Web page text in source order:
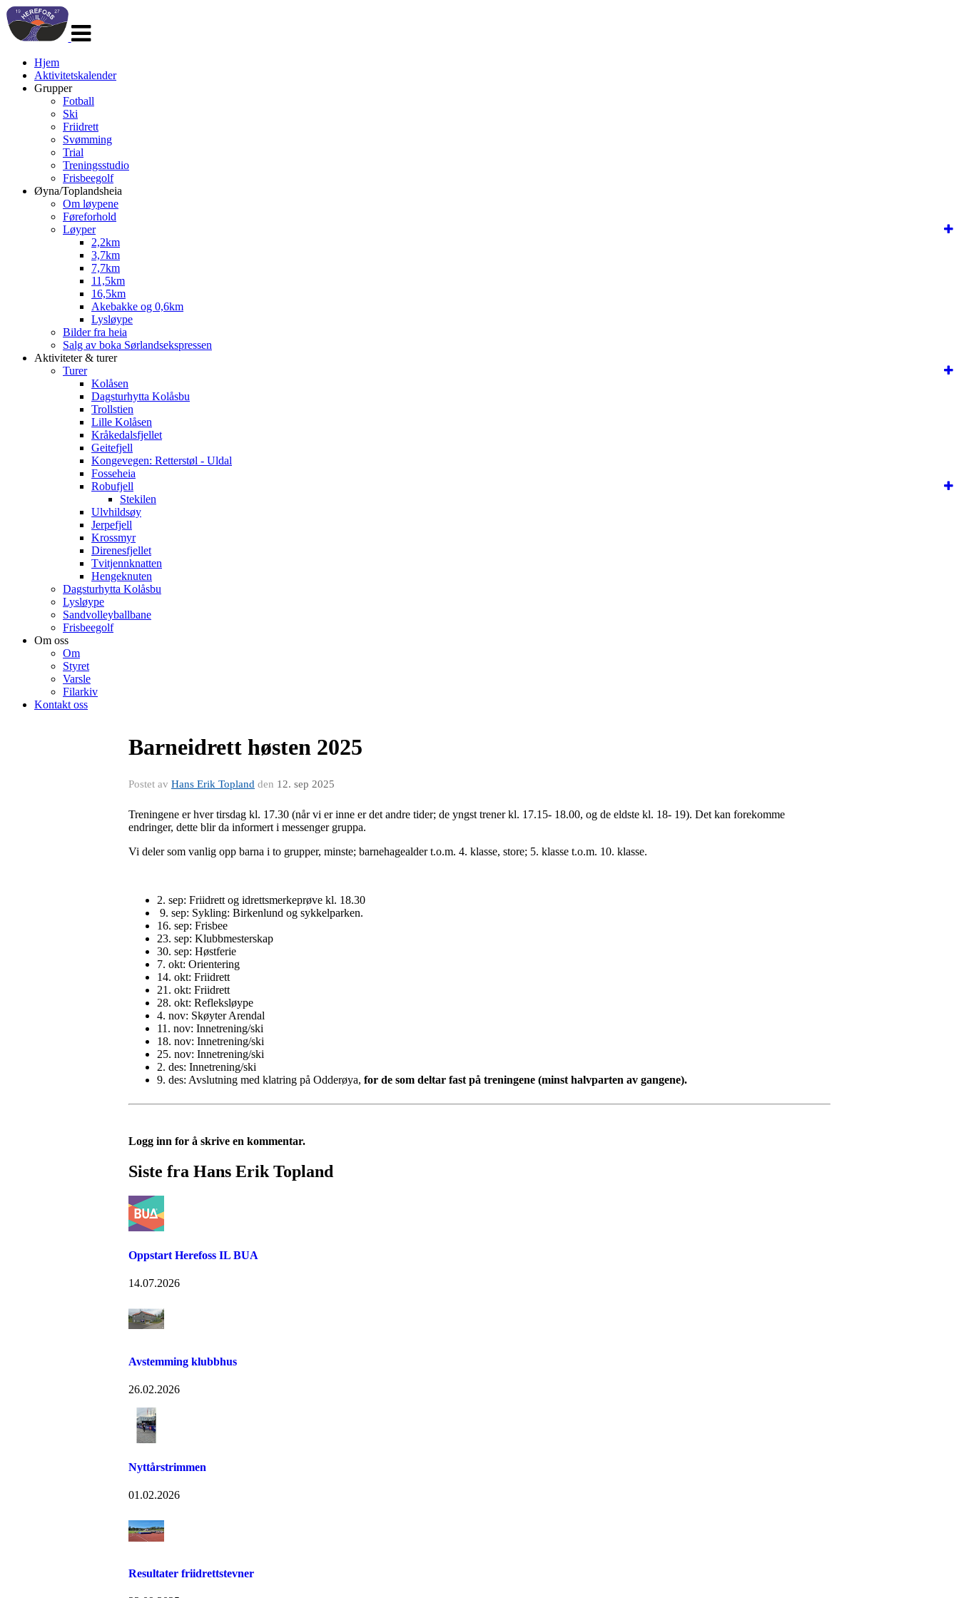
navigasjon
Hjem
Aktivitetskalender
Grupper
Fotball
Ski
Friidrett
Svømming
Trial
Treningsstudio
Frisbeegolf
Øyna/Toplandsheia
Om løypene
Føreforhold
Løyper
2,2km
3,7km
7,7km
11,5km
16,5km
Akebakke og 0,6km
Lysløype
Bilder fra heia
Salg av boka Sørlandsekspressen
Aktiviteter & turer
Turer
Kolåsen
Dagsturhytta Kolåsbu
Trollstien
Lille Kolåsen
Kråkedalsfjellet
Geitefjell
Kongevegen: Retterstøl - Uldal
Fosseheia
Robufjell
Stekilen
Ulvhildsøy
Jerpefjell
Krossmyr
Direnesfjellet
Tvitjennknatten
Hengeknuten
Dagsturhytta Kolåsbu
Lysløype
Sandvolleyballbane
Frisbeegolf
Om oss
Om
Styret
Varsle
Filarkiv
Kontakt oss
Barneidrett høsten 2025
Postet av Hans Erik Topland den 12. sep 2025
Treningene er hver tirsdag kl. 17.30 (når vi er inne er det andre tider; de yngst trener kl. 17.15- 18.00, og de eldste kl. 18- 19). Det kan forekomme
endringer, dette blir da informert i messenger gruppa.
Vi deler som vanlig opp barna i to grupper, minste; barnehagealder t.o.m. 4. klasse, store; 5. klasse t.o.m. 10. klasse.
2. sep: Friidrett og idrettsmerkeprøve kl. 18.30
9. sep: Sykling: Birkenlund og sykkelparken.
16. sep: Frisbee
23. sep: Klubbmesterskap
30. sep: Høstferie
7. okt: Orientering
14. okt: Friidrett
21. okt: Friidrett
28. okt: Refleksløype
4. nov: Skøyter Arendal
11. nov: Innetrening/ski
18. nov: Innetrening/ski
25. nov: Innetrening/ski
2. des: Innetrening/ski
9. des: Avslutning med klatring på Odderøya, for de som deltar fast på treningene (minst halvparten av gangene).
Logg inn for å skrive en kommentar.
Siste fra Hans Erik Topland
Oppstart Herefoss IL BUA
14.07.2026
Avstemming klubbhus
26.02.2026
Nyttårstrimmen
01.02.2026
Resultater friidrettstevner